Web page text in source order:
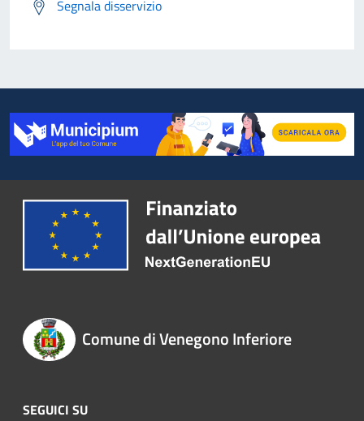
Segnala disservizio
Comune di Venegono Inferiore
SEGUICI SU